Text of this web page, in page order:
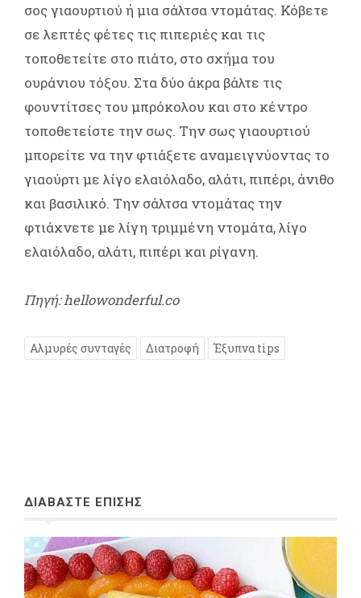
σος γιαουρτιού ή μια σάλτσα ντομάτας. Κόβετε
σε λεπτές φέτες τις πιπεριές και τις
τοποθετείτε στο πιάτο, στο σχήμα του
ουράνιου τόξου. Στα δύο άκρα βάλτε τις
φουντίτσες του μπρόκολου και στο κέντρο
τοποθετείστε την σως. Την σως γιαουρτιού
μπορείτε να την φτιάξετε αναμειγνύοντας το
γιαούρτι με λίγο ελαιόλαδο, αλάτι, πιπέρι, άνιθο
και βασιλικό. Την σάλτσα ντομάτας την
φτιάχνετε με λίγη τριμμένη ντομάτα, λίγο
ελαιόλαδο, αλάτι, πιπέρι και ρίγανη.
Πηγή: hellowonderful.co
Αλμυρές συνταγές Διατροφή Έξυπνα tips
ΔΙΑΒΑΣΤΕ ΕΠΙΣΗΣ